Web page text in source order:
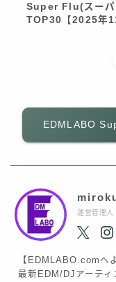
Super Flu(スーパ
TOP30【2025年
EDMLABO
運営管理人
【EDMLABO.comへ
最新EDM/DJアーティ